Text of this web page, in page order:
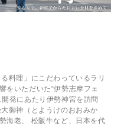
料理」にこだわっているラリ
をいただいた“伊勢志摩フェ
発にあたり伊勢神宮を訪問
御神（とようけのおおみか
海老、 松阪牛など、日本を代